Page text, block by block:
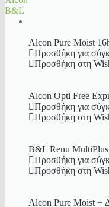
B&L
Alcon Pure Moist
Προσθήκη για
Προσθήκη στη
Alcon Opti Free
Προσθήκη για
Προσθήκη στη
B&L Renu
Προσθήκη για
Προσθήκη στη
Alcon Pure Moist +